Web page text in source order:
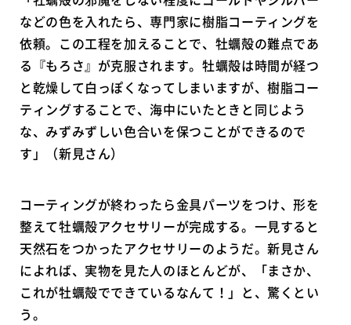
などの色を入れたら、専門家に樹脂コーティングを
依頼。この工程を加えることで、牡蠣殻の難点であ
る『もろさ』が克服されます。牡蠣殻は時間が経つ
と乾燥して白っぽくなってしまいますが、樹脂コー
ティングすることで、海中にいたときと同じよう
な、みずみずしい色合いを保つことができるので
す」（新見さん）
コーティングが終わったら金具パーツをつけ、形を
整えて牡蠣殻アクセサリーが完成する。一見すると
天然石をつかったアクセサリーのようだ。新見さん
によれば、実物を見た人のほとんどが、「まさか、
これが牡蠣殻でできているなんて！」と、驚くとい
う。